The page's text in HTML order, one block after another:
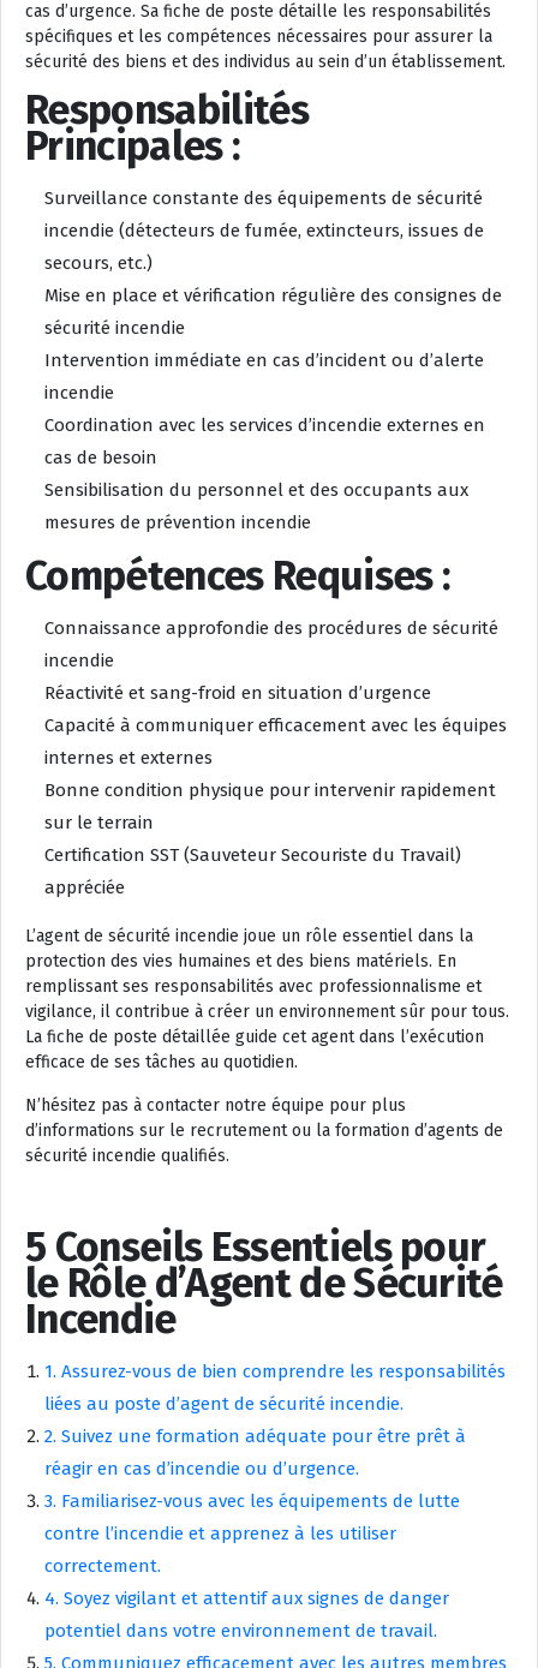
cas d’urgence. Sa fiche de poste détaille les responsabilités
spécifiques et les compétences nécessaires pour assurer la
sécurité des biens et des individus au sein d’un établissement.
Responsabilités
Principales :
Surveillance constante des équipements de sécurité
incendie (détecteurs de fumée, extincteurs, issues de
secours, etc.)
Mise en place et vérification régulière des consignes de
sécurité incendie
Intervention immédiate en cas d’incident ou d’alerte
incendie
Coordination avec les services d’incendie externes en
cas de besoin
Sensibilisation du personnel et des occupants aux
mesures de prévention incendie
Compétences Requises :
Connaissance approfondie des procédures de sécurité
incendie
Réactivité et sang-froid en situation d’urgence
Capacité à communiquer efficacement avec les équipes
internes et externes
Bonne condition physique pour intervenir rapidement
sur le terrain
Certification SST (Sauveteur Secouriste du Travail)
appréciée
L’agent de sécurité incendie joue un rôle essentiel dans la
protection des vies humaines et des biens matériels. En
remplissant ses responsabilités avec professionnalisme et
vigilance, il contribue à créer un environnement sûr pour tous.
La fiche de poste détaillée guide cet agent dans l’exécution
efficace de ses tâches au quotidien.
N’hésitez pas à contacter notre équipe pour plus
d’informations sur le recrutement ou la formation d’agents de
sécurité incendie qualifiés.
5 Conseils Essentiels pour
le Rôle d’Agent de Sécurité
Incendie
1. Assurez-vous de bien comprendre les responsabilités
liées au poste d’agent de sécurité incendie.
2. Suivez une formation adéquate pour être prêt à
réagir en cas d’incendie ou d’urgence.
3. Familiarisez-vous avec les équipements de lutte
contre l’incendie et apprenez à les utiliser
correctement.
4. Soyez vigilant et attentif aux signes de danger
potentiel dans votre environnement de travail.
5. Communiquez efficacement avec les autres membres